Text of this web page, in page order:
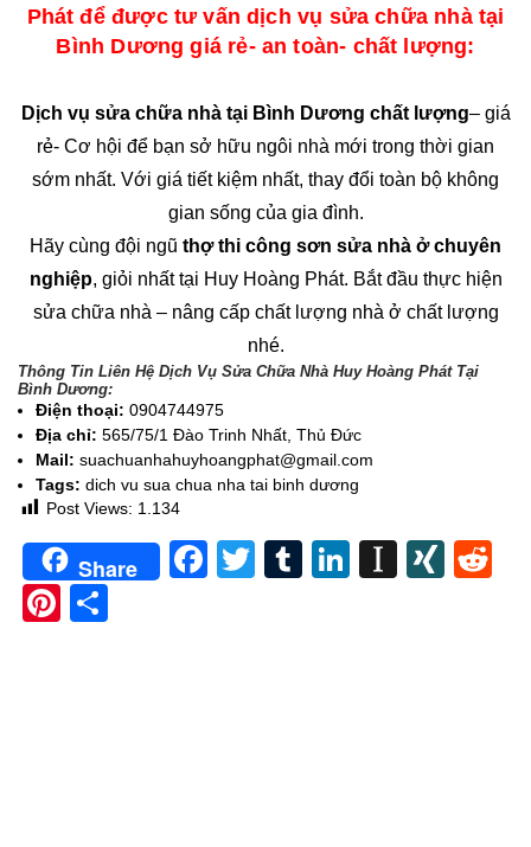
Phát để được tư vấn dịch vụ sửa chữa nhà tại
Bình Dương giá rẻ- an toàn- chất lượng:
Dịch vụ sửa chữa nhà tại Bình Dương chất lượng– giá
rẻ- Cơ hội để bạn sở hữu ngôi nhà mới trong thời gian
sớm nhất. Với giá tiết kiệm nhất, thay đổi toàn bộ không
gian sống của gia đình.
Hãy cùng đội ngũ thợ thi công sơn sửa nhà ở chuyên
nghiệp, giỏi nhất tại Huy Hoàng Phát. Bắt đầu thực hiện
sửa chữa nhà – nâng cấp chất lượng nhà ở chất lượng
nhé.
Thông Tin Liên Hệ Dịch Vụ Sửa Chữa Nhà Huy Hoàng Phát Tại
Bình Dương:
Điện thoại: 0904744975
Địa chỉ: 565/75/1 Đào Trinh Nhất, Thủ Đức
Mail: suachuanhahuyhoangphat@gmail.com
Tags: dich vu sua chua nha tai binh dương
Post Views: 1.134
Share Facebook
TwitterTumblrLinkedIn
Pinterest